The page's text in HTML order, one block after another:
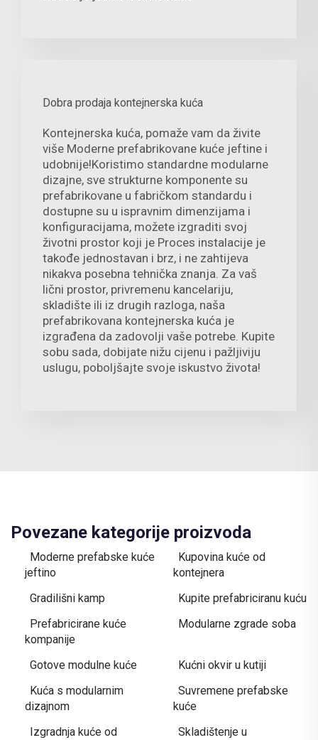
Dobra prodaja kontejnerska kuća
Kontejnerska kuća, pomaže vam da živite
više Moderne prefabrikovane kuće jeftine i
udobnije!Koristimo standardne modularne
dizajne, sve strukturne komponente su
prefabrikovane u fabričkom standardu i
dostupne su u ispravnim dimenzijama i
konfiguracijama, možete izgraditi svoj
životni prostor koji je Proces instalacije je
takođe jednostavan i brz, i ne zahtijeva
nikakva posebna tehnička znanja. Za vaš
lični prostor, privremenu kancelariju,
skladište ili iz drugih razloga, naša
prefabrikovana kontejnerska kuća je
izgrađena da zadovolji vaše potrebe. Kupite
sobu sada, dobijate nižu cijenu i pažljiviju
uslugu, poboljšajte svoje iskustvo života!
Povezane kategorije proizvoda
Moderne prefabske kuće
jeftino
Kupovina kuće od
kontejnera
Gradilišni kamp
Kupite prefabriciranu kuću
Prefabricirane kuće
kompanije
Modularne zgrade soba
Gotove modulne kuće
Kućni okvir u kutiji
Kuća s modularnim
dizajnom
Suvremene prefabske
kuće
Izgradnja kuće od
Skladištenje u